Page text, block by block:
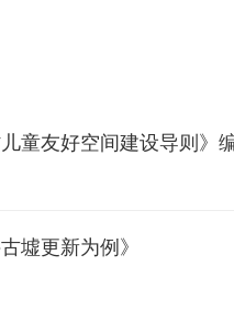
童友好空间建设导则》
墟更新为例》